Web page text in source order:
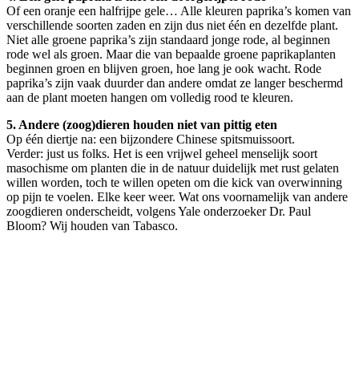
Of een oranje een halfrijpe gele… Alle kleuren paprika’s komen van
verschillende soorten zaden en zijn dus niet één en dezelfde plant.
Niet alle groene paprika’s zijn standaard jonge rode, al beginnen
rode wel als groen. Maar die van bepaalde groene paprikaplanten
beginnen groen en blijven groen, hoe lang je ook wacht. Rode
paprika’s zijn vaak duurder dan andere omdat ze langer beschermd
aan de plant moeten hangen om volledig rood te kleuren.
5. Andere (zoog)dieren houden niet van pittig eten
Op één diertje na: een bijzondere Chinese spitsmuissoort.
Verder: just us folks. Het is een vrijwel geheel menselijk soort
masochisme om planten die in de natuur duidelijk met rust gelaten
willen worden, toch te willen opeten om die kick van overwinning
op pijn te voelen. Elke keer weer. Wat ons voornamelijk van andere
zoogdieren onderscheidt, volgens Yale onderzoeker Dr. Paul
Bloom? Wij houden van Tabasco.